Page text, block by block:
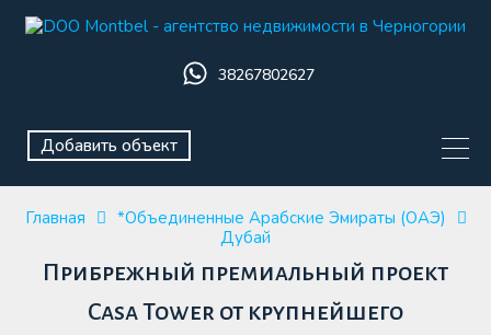
38267802627
Добавить объект
Главная
*Объединенные Арабские Эмираты (ОАЭ)
Дубай
Прибрежный премиальный проект
Casa Tower от крупнейшего